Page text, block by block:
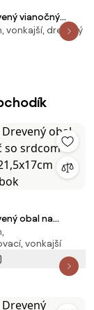
vianočný
biely, vo
fóliou,
vonkajší, drevený
obal na
tmavý,
Český výrobok
vonkajší